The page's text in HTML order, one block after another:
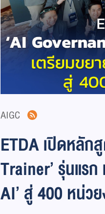
AIGC
ETDA เปิดหลัก
Trainer’ รุ่นแร
AI’ สู่ 400 หน่ว